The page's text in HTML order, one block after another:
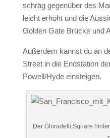
schräg gegenüber des
leicht erhöht und die
Golden Gate Brücke und
Außerdem kannst du an
Street in die Endstation
Powell/Hyde einsteigen.
Der Ghiradelli Square